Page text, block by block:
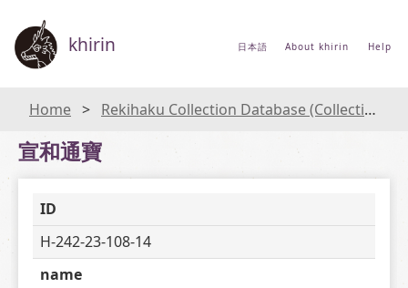
khirin 日本語 About khirin Help
Home Rekihaku Collection Database (Collections Database of the National Museum of Japanese History)
宣和通寶
ID
H-242-23-108-14
name